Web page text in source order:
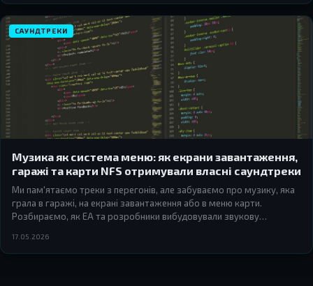
САУНДТРЕКИ
Музика як система меню: як екрани завантаження,
гаражі та карти NFS отримували власні саундтреки
Ми пам'ятаємо треки з перегонів, але забуваємо про музику, яка
грала в гаражі, на екрані завантаження або в меню карти.
Розбираємо, як EA та розробники вибудовували звукову
працювало краще, ніж здається.
17.05.2026